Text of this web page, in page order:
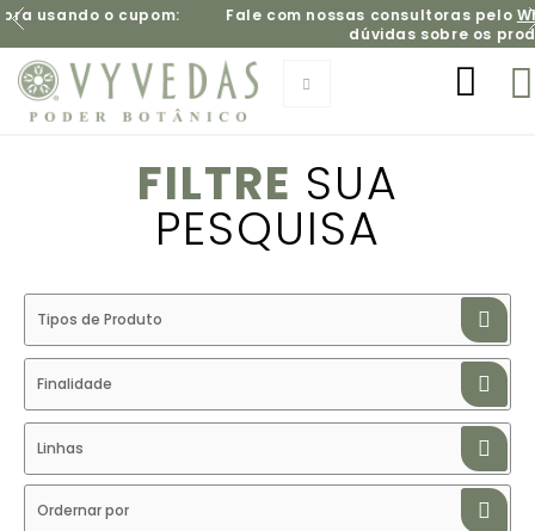
cupom: Fale com nossas consultoras peloWhatsAppe
dúvidas sobre os produtos
FILTRE SUA
PESQUISA
Tipos de Produto
Finalidade
Linhas
Ordernar por